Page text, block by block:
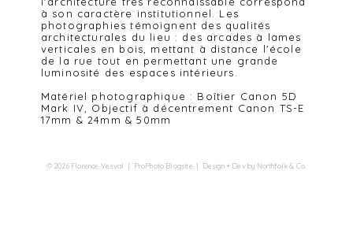
à son caractère institutionnel. Les
photographies témoignent des qualités
architecturales du lieu : des arcades à lames
verticales en bois, mettant à distance l'école
de la rue tout en permettant une grande
luminosité des espaces intérieurs.
Matériel photographique : Boîtier Canon 5D
Mark IV, Objectif à décentrement Canon TS-E
17mm & 24mm & 50mm
© 2026 Florence Vesval ProPhoto Blogsite Design + Dev by Northfolk & Co.